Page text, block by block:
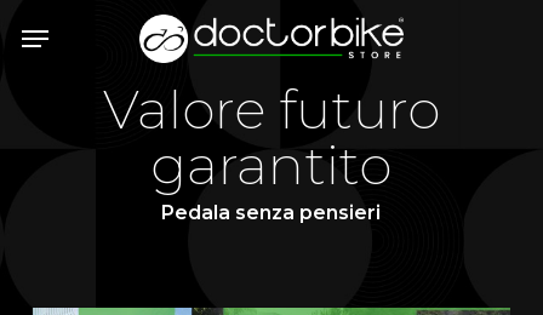
Menu
Valore futuro
garantito
Pedala senza pensieri